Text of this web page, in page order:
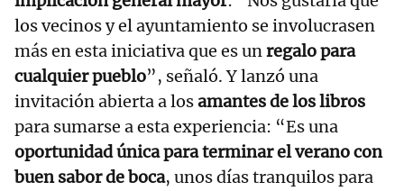
los vecinos y el ayuntamiento se involucrasen
más en esta iniciativa que es unregalo para
cualquier pueblo”, señaló. Y lanzó una
invitación abierta a losamantes de los libros
para sumarse a esta experiencia: “Es una
oportunidad única para terminar el verano con
buen sabor de boca, unos días tranquilos para